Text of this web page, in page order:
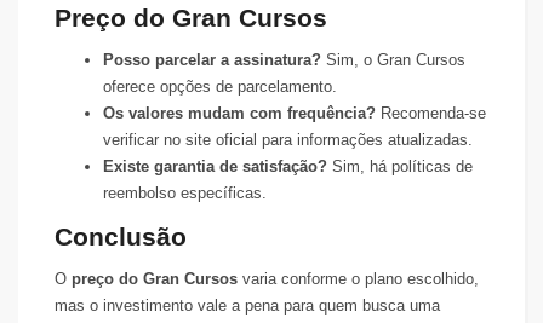
Preço do Gran Cursos
Posso parcelar a assinatura? Sim, o Gran Cursos
oferece opções de parcelamento.
Os valores mudam com frequência? Recomenda-se
verificar no site oficial para informações atualizadas.
Existe garantia de satisfação? Sim, há políticas de
reembolso específicas.
Conclusão
O preço do Gran Cursos varia conforme o plano escolhido,
mas o investimento vale a pena para quem busca uma